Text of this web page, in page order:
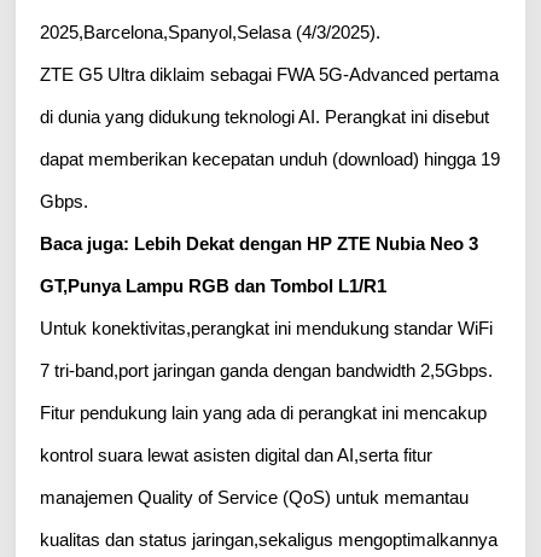
2025,Barcelona,Spanyol,Selasa (4/3/2025).
ZTE G5 Ultra diklaim sebagai FWA 5G-Advanced pertama
di dunia yang didukung teknologi AI. Perangkat ini disebut
dapat memberikan kecepatan unduh (download) hingga 19
Gbps.
Baca juga: Lebih Dekat dengan HP ZTE Nubia Neo 3
GT,Punya Lampu RGB dan Tombol L1/R1
Untuk konektivitas,perangkat ini mendukung standar WiFi
7 tri-band,port jaringan ganda dengan bandwidth 2,5Gbps.
Fitur pendukung lain yang ada di perangkat ini mencakup
kontrol suara lewat asisten digital dan AI,serta fitur
manajemen Quality of Service (QoS) untuk memantau
kualitas dan status jaringan,sekaligus mengoptimalkannya